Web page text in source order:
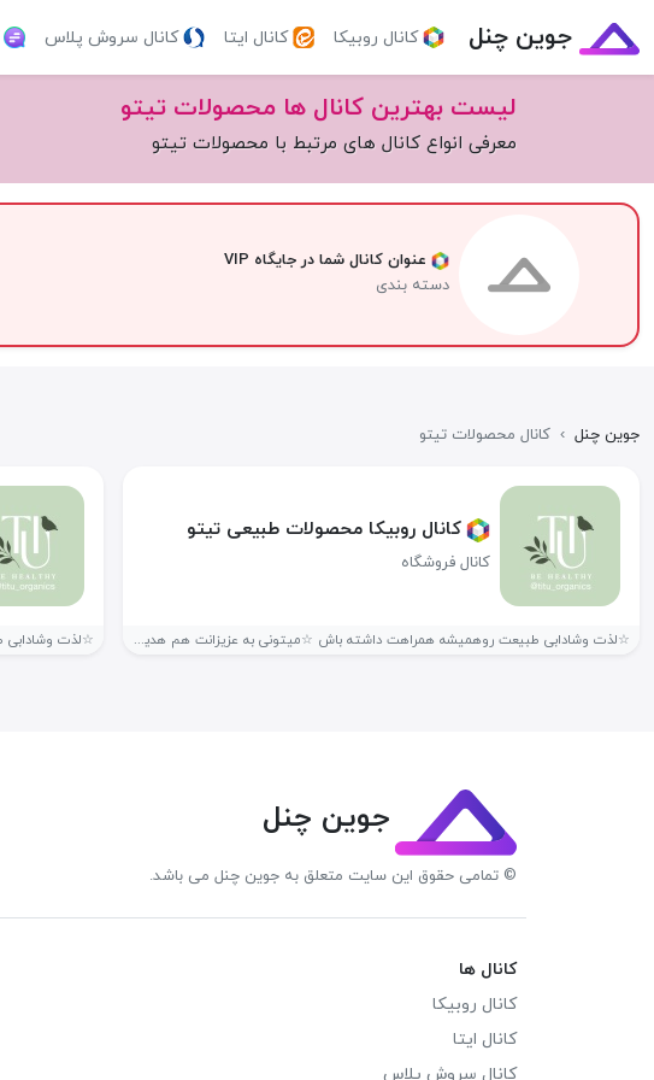
جوین چنل کانال روبیکا کانال ایتا کانال سروش پلاس
لیست بهترین کانال ها محصولات تیتو
معرفی انواع کانال های مرتبط با محصولات تیتو
عنوان کانال شما در جایگاه VIP
دسته بندی
جوین چنل › کانال محصولات تیتو
کانال روبیکا محصولات طبیعی تیتو
کانال فروشگاه
☆لذت وشادابی طبیعت روهمیشه همراهت داشته باش ☆میتونی به عزیزانت هم هدیه...
جوین چنل
© تمامی حقوق این سایت متعلق به جوین چنل می باشد.
کانال ها
کانال روبیکا
کانال ایتا
کانال سروش پلاس